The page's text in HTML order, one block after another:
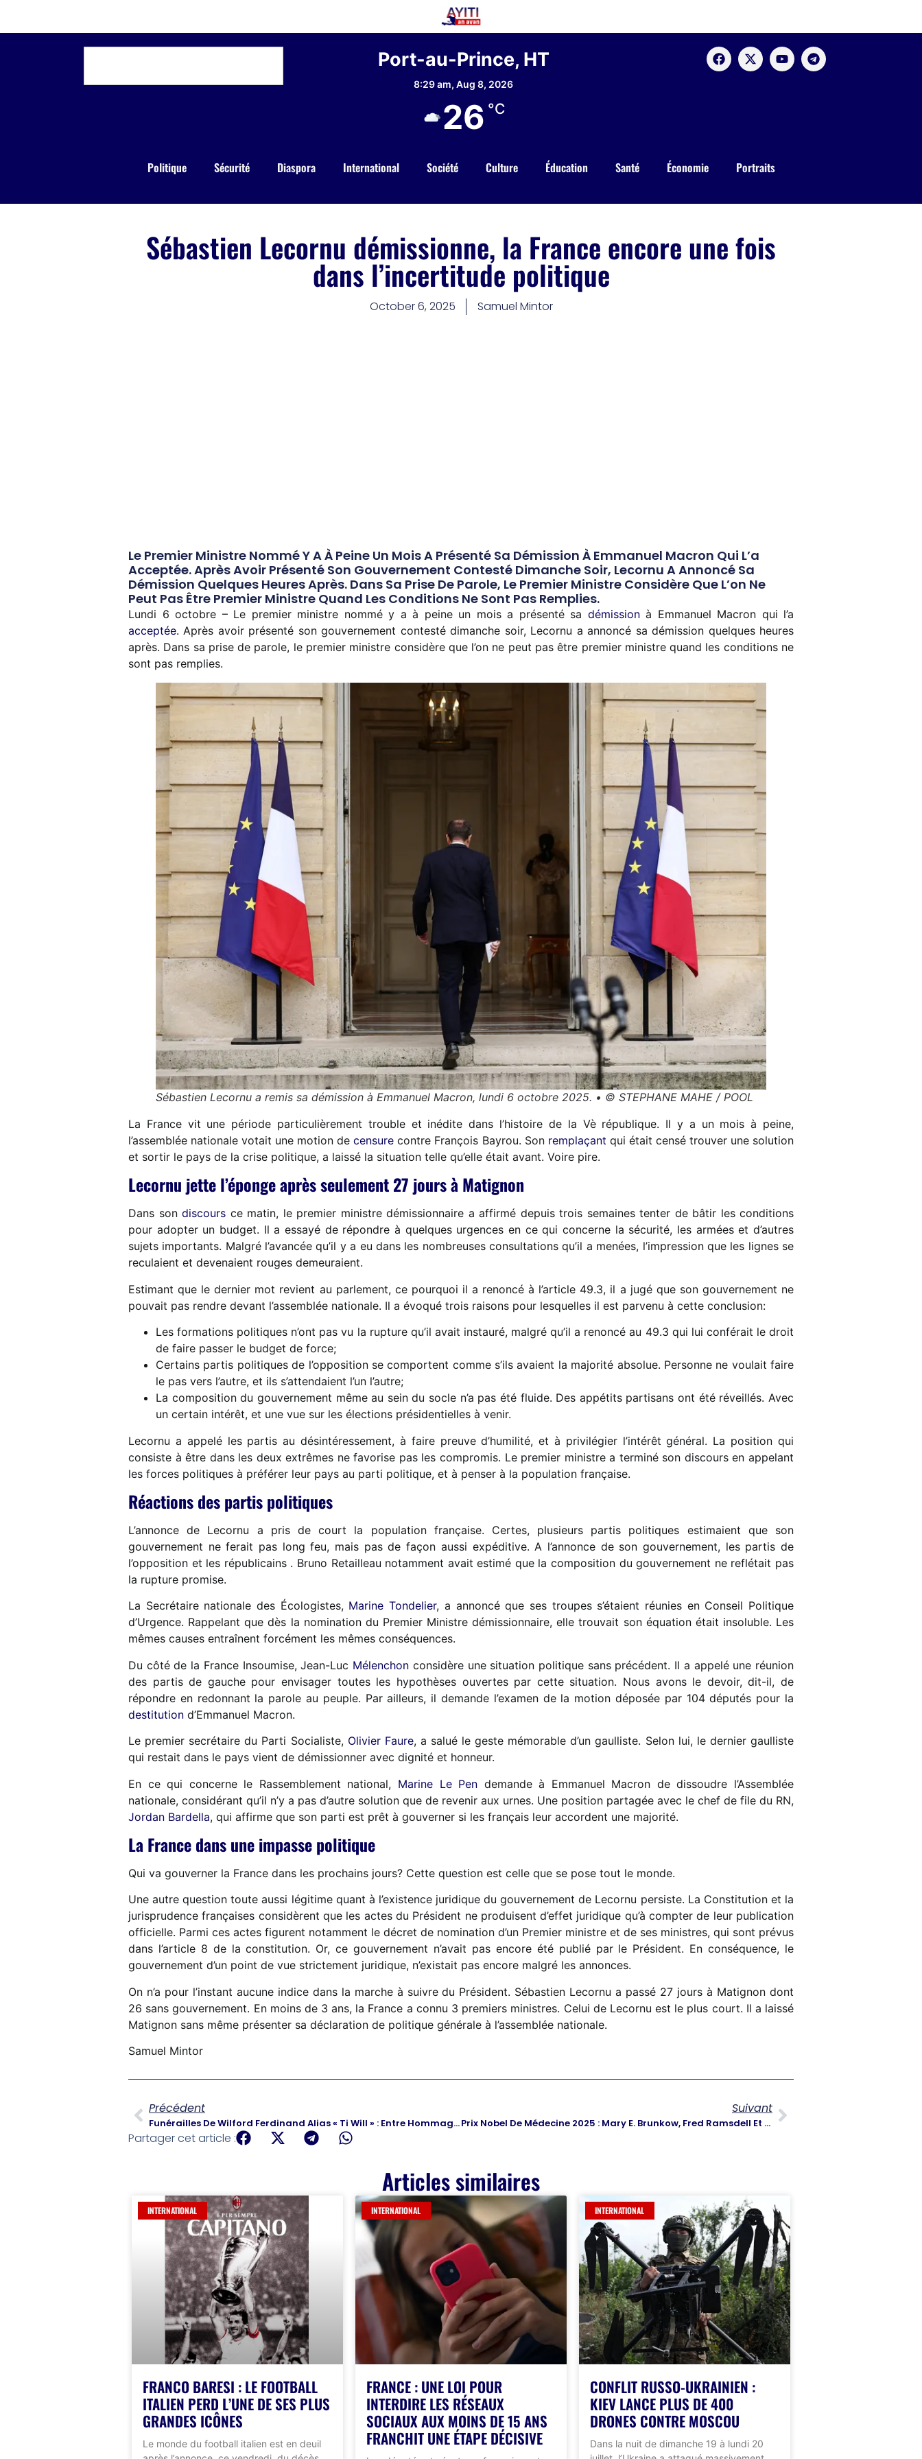
Port-au-Prince, HT
8:29 am,Aug 8, 2026
26 °C
Politique Sécurité Diaspora International Société Culture Éducation Santé Économie Portraits
Sébastien Lecornu démissionne, la France encore une fois
dans l’incertitude politique
October 6, 2025 Samuel Mintor
Le Premier Ministre Nommé Y A À Peine Un Mois A Présenté Sa Démission À Emmanuel Macron Qui L’a
Acceptée. Après Avoir Présenté Son Gouvernement Contesté Dimanche Soir, Lecornu A Annoncé Sa
Démission Quelques Heures Après. Dans Sa Prise De Parole, Le Premier Ministre Considère Que L’on Ne
Peut Pas Être Premier Ministre Quand Les Conditions Ne Sont Pas Remplies.
Lundi 6 octobre – Le premier ministre nommé y a à peine un mois a présenté sa démissionà Emmanuel Macron qui l’a
acceptée. Après avoir présenté son gouvernement contesté dimanche soir, Lecornu a annoncé sa démission quelques heures
après. Dans sa prise de parole, le premier ministre considère que l’on ne peut pas être premier ministre quand les conditions ne
sont pas remplies.
Sébastien Lecornu a remis sa démission à Emmanuel Macron, lundi 6 octobre 2025. • © STEPHANE MAHE / POOL
La France vit une période particulièrement trouble et inédite dans l’histoire de la Vè république. Il y a un mois à peine,
l’assemblée nationale votait une motion decensure contre François Bayrou. Son remplaçant qui était censé trouver une solution
et sortir le pays de la crise politique, a laissé la situation telle qu’elle était avant. Voire pire.
Lecornu jette l’éponge après seulement 27 jours à Matignon
Dans son discours ce matin, le premier ministre démissionnaire a affirmé depuis trois semaines tenter de bâtir les conditions
pour adopter un budget. Il a essayé de répondre à quelques urgences en ce qui concerne la sécurité, les armées et d’autres
sujets importants. Malgré l’avancée qu’il y a eu dans les nombreuses consultations qu’il a menées, l’impression que les lignes se
reculaient et devenaient rouges demeuraient.
Estimant que le dernier mot revient au parlement, ce pourquoi il a renoncé à l’article 49.3, il a jugé que son gouvernement ne
pouvait pas rendre devant l’assemblée nationale. Il a évoqué trois raisons pour lesquelles il est parvenu à cette conclusion:
Les formations politiques n’ont pas vu la rupture qu’il avait instauré, malgré qu’il a renoncé au 49.3 qui lui conférait le droit
de faire passer le budget de force;
Certains partis politiques de l’opposition se comportent comme s’ils avaient la majorité absolue. Personne ne voulait faire
le pas vers l’autre, et ils s’attendaient l’un l’autre;
La composition du gouvernement même au sein du socle n’a pas été fluide. Des appétits partisans ont été réveillés. Avec
un certain intérêt, et une vue sur les élections présidentielles à venir.
Lecornu a appelé les partis au désintéressement, à faire preuve d’humilité, et à privilégier l’intérêt général. La position qui
consiste à être dans les deux extrêmes ne favorise pas les compromis. Le premier ministre a terminé son discours en appelant
les forces politiques à préférer leur pays au parti politique, et à penser à la population française.
Réactions des partis politiques
L’annonce de Lecornu a pris de court la population française. Certes, plusieurs partis politiques estimaient que son
gouvernement ne ferait pas long feu, mais pas de façon aussi expéditive. A l’annonce de son gouvernement, les partis de
l’opposition et les républicains . Bruno Retailleau notamment avait estimé que la composition du gouvernement ne reflétait pas
la rupture promise.
La Secrétaire nationale des Écologistes, Marine Tondelier, a annoncé que ses troupes s’étaient réunies en Conseil Politique
d’Urgence. Rappelant que dès la nomination du Premier Ministre démissionnaire, elle trouvait son équation était insoluble. Les
mêmes causes entraînent forcément les mêmes conséquences.
Du côté de la France Insoumise, Jean-Luc Mélenchon considère une situation politique sans précédent. Il a appelé une réunion
des partis de gauche pour envisager toutes les hypothèses ouvertes par cette situation. Nous avons le devoir, dit-il, de
répondre en redonnant la parole au peuple. Par ailleurs, il demande l’examen de la motion déposée par 104 députés pour la
destitution d’Emmanuel Macron.
Le premier secrétaire du Parti Socialiste, Olivier Faure, a salué le geste mémorable d’un gaulliste. Selon lui, le dernier gaulliste
qui restait dans le pays vient de démissionner avec dignité et honneur.
En ce qui concerne le Rassemblement national, Marine Le Pen demande à Emmanuel Macron de dissoudre l’Assemblée
nationale, considérant qu’il n’y a pas d’autre solution que de revenir aux urnes. Une position partagée avec le chef de file du RN,
Jordan Bardella, qui affirme que son parti est prêt à gouverner si les français leur accordent une majorité.
La France dans une impasse politique
Qui va gouverner la France dans les prochains jours? Cette question est celle que se pose tout le monde.
Une autre question toute aussi légitime quant à l’existence juridique du gouvernement de Lecornu persiste. La Constitution et la
jurisprudence françaises considèrent que les actes du Président ne produisent d’effet juridique qu’à compter de leur publication
officielle. Parmi ces actes figurent notamment le décret de nomination d’un Premier ministre et de ses ministres, qui sont prévus
dans l’article 8 de la constitution. Or, ce gouvernement n’avait pas encore été publié par le Président. En conséquence, le
gouvernement d’un point de vue strictement juridique, n’existait pas encore malgré les annonces.
On n’a pour l’instant aucune indice dans la marche à suivre du Président. Sébastien Lecornu a passé 27 jours à Matignon dont
26 sans gouvernement. En moins de 3 ans, la France a connu 3 premiers ministres. Celui de Lecornu est le plus court. Il a laissé
Matignon sans même présenter sa déclaration de politique générale à l’assemblée nationale.
Samuel Mintor
Précédent
Funérailles De Wilford Ferdinand Alias « Ti Will » : Entre Hommage, Tensions Et Menaces De Mobilisation
Suivant
Prix Nobel De Médecine 2025 : Mary E. Brunkow, Fred Ramsdell Et Shimon Sakaguchi Récompensés
Partager cet article :
Articles similaires
INTERNATIONAL
FRANCO BARESI : LE FOOTBALL
ITALIEN PERD L’UNE DE SES PLUS
GRANDES ICÔNES
Le monde du football italien est en deuil
INTERNATIONAL
FRANCE : UNE LOI POUR
INTERDIRE LES RÉSEAUX
SOCIAUX AUX MOINS DE 15 ANS
FRANCHIT UNE ÉTAPE DÉCISIVE
INTERNATIONAL
CONFLIT RUSSO-UKRAINIEN :
KIEV LANCE PLUS DE 400
DRONES CONTRE MOSCOU
Dans la nuit de dimanche 19 à lundi 20